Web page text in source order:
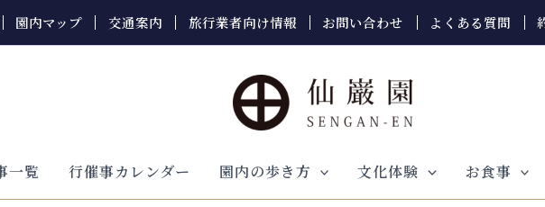
園内マップ 交通案内 旅行業者向け情報 お問い合わせ よくある質問
一覧 行催事カレンダー 園内の歩き方 文化体験 お食事